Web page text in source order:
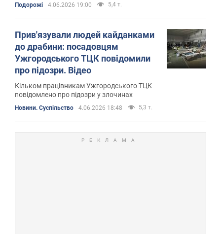
Подорожі 4.06.2026 19:00 5,4 т.
Прив'язували людей кайданками
до драбини: посадовцям
Ужгородського ТЦК повідомили
про підозри. Відео
Кільком працівникам Ужгородського ТЦК
повідомлено про підозри у злочинах
Новини. Суспільство 4.06.2026 18:48 5,3 т.